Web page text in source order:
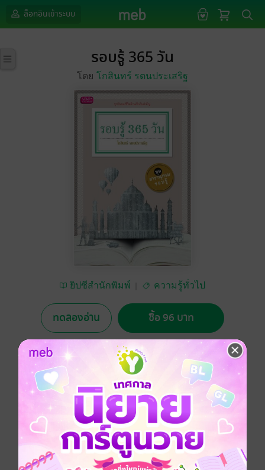
ล็อกอินเข้าระบบ
รอบรู้ 365 วัน
โดย โกสินทร์ รตนประเสริฐ
ยิปซีสำนักพิมพ์ ความรู้ทั่วไป
ทดลองอ่าน ซื้อ 96 บาท
No Rating
อยากได้ ซื้อเป็นของขวัญ ติดตาม แชร์
"ทุกวันของชีวิตล้วนเป็นวันสำคัญ
หนังสือที่จะพาคุณหมุนย้อนเวลาสู่อดีต สนุกกับเรื่องราวใน